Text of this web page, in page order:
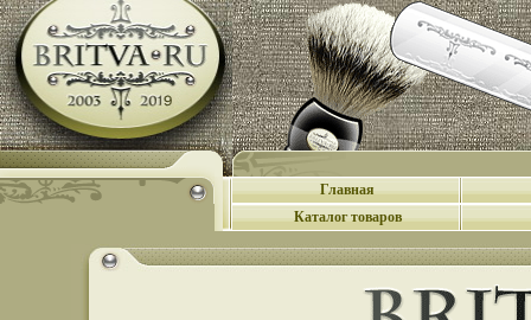
Главная
Каталог товаров